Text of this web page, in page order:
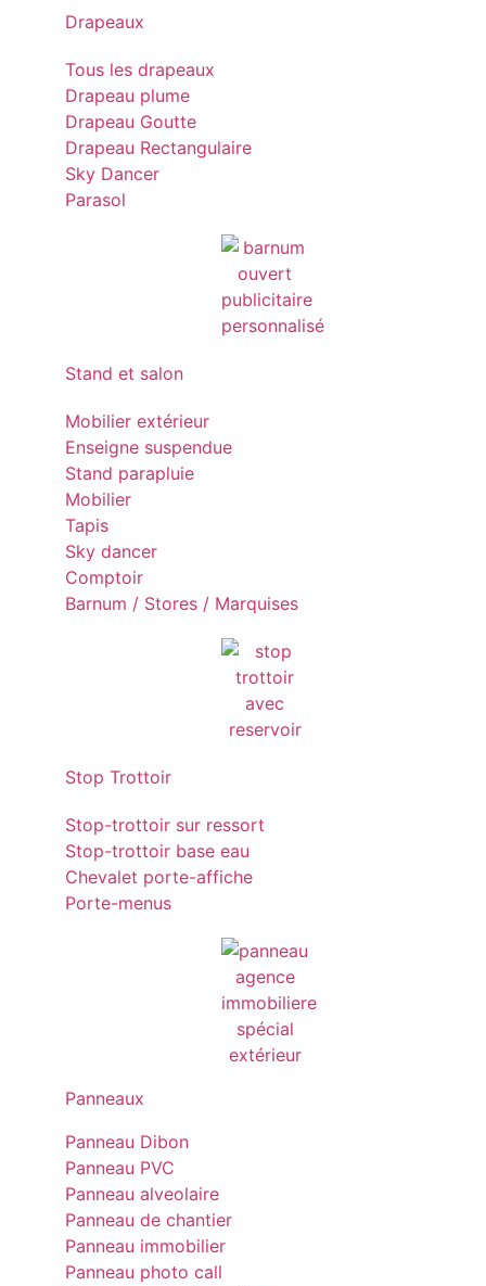
Drapeaux
Tous les drapeaux
Drapeau plume
Drapeau Goutte
Drapeau Rectangulaire
Sky Dancer
Parasol
Stand et salon
Mobilier extérieur
Enseigne suspendue
Stand parapluie
Mobilier
Tapis
Sky dancer
Comptoir
Barnum / Stores / Marquises
Stop Trottoir
Stop-trottoir sur ressort
Stop-trottoir base eau
Chevalet porte-affiche
Porte-menus
Panneaux
Panneau Dibon
Panneau PVC
Panneau alveolaire
Panneau de chantier
Panneau immobilier
Panneau photo call